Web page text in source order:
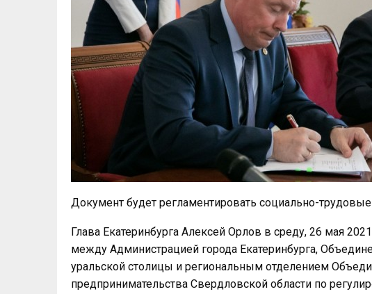
Документ будет регламентировать социально-
Глава Екатеринбурга Алексей Орлов в среду, 26 мая
между Администрацией города Екатеринбурга,
уральской столицы и региональным отделением
предпринимательства Свердловской области по